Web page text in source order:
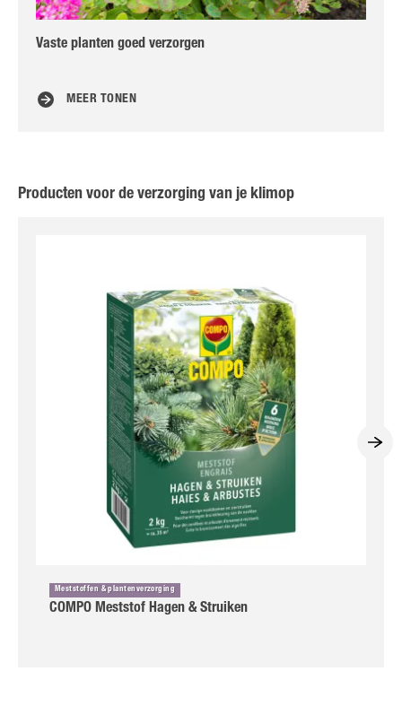
Vaste planten goed verzorgen
MEER TONEN
Producten voor de verzorging van je klimop
Meststoffen & plantenverzorging
COMPO Meststof Hagen & Struiken